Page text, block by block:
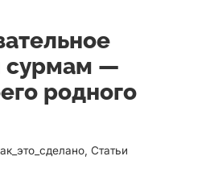
сурмам —
родного
Статьи